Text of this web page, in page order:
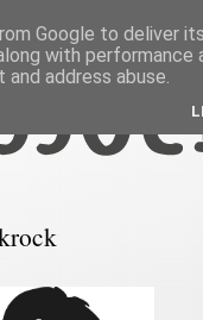
Google to deliver
with
address abuse.